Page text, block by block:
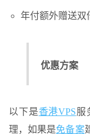
年付额外赠送双
优惠方案
以下是香港VPS服
理，如果是免备案